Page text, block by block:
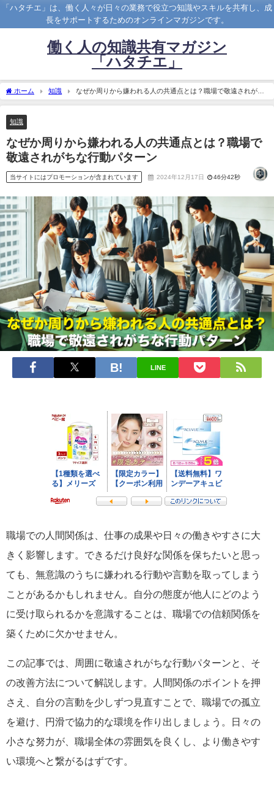
「ハタチエ」は、働く人々が日々の業務で役立つ知識やスキルを共有し、成
長をサポートするためのオンラインマガジンです。
働く人の知識共有マガジン
「ハタチエ」
ホーム 知識
なぜか周りから嫌われる人の共通点とは？職場で敬遠されがち
な行動パターン
知識
なぜか周りから嫌われる人の共通点とは？職場で
敬遠されがちな行動パターン
当サイトにはプロモーションが含まれています 2024年12月17日 46分42秒
LINE
職場での人間関係は、仕事の成果や日々の働きやすさに大
きく影響します。できるだけ良好な関係を保ちたいと思っ
ても、無意識のうちに嫌われる行動や言動を取ってしまう
ことがあるかもしれません。自分の態度が他人にどのよう
に受け取られるかを意識することは、職場での信頼関係を
築くために欠かせません。
この記事では、周囲に敬遠されがちな行動パターンと、そ
の改善方法について解説します。人間関係のポイントを押
さえ、自分の言動を少しずつ見直すことで、職場での孤立
を避け、円滑で協力的な環境を作り出しましょう。日々の
小さな努力が、職場全体の雰囲気を良くし、より働きやす
い環境へと繋がるはずです。